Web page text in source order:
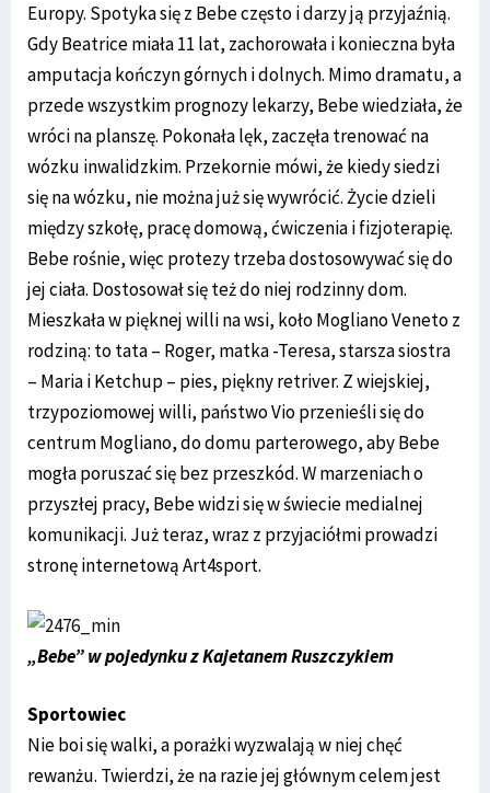
Europy. Spotyka się z Bebe często i darzy ją przyjaźnią.
Gdy Beatrice miała 11 lat, zachorowała i konieczna była
amputacja kończyn górnych i dolnych. Mimo dramatu, a
przede wszystkim prognozy lekarzy, Bebe wiedziała, że
wróci na planszę. Pokonała lęk, zaczęła trenować na
wózku inwalidzkim. Przekornie mówi, że kiedy siedzi
się na wózku, nie można już się wywrócić. Życie dzieli
między szkołę, pracę domową, ćwiczenia i fizjoterapię.
Bebe rośnie, więc protezy trzeba dostosowywać się do
jej ciała. Dostosował się też do niej rodzinny dom.
Mieszkała w pięknej willi na wsi, koło Mogliano Veneto z
rodziną: to tata – Roger, matka -Teresa, starsza siostra
– Maria i Ketchup – pies, piękny retriver. Z wiejskiej,
trzypoziomowej willi, państwo Vio przenieśli się do
centrum Mogliano, do domu parterowego, aby Bebe
mogła poruszać się bez przeszkód. W marzeniach o
przyszłej pracy, Bebe widzi się w świecie medialnej
komunikacji. Już teraz, wraz z przyjaciółmi prowadzi
stronę internetową Art4sport.
„Bebe” w pojedynku z Kajetanem Ruszczykiem
Sportowiec
Nie boi się walki, a porażki wyzwalają w niej chęć
rewanżu. Twierdzi, że na razie jej głównym celem jest